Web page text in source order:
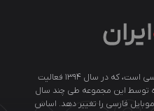
فونت ایران یک فروشگاه فونت فارسی است، که در سال ۱۳۹۴ فعالیت
توسط این مجموعه طی چند سال
فارسی را تغییر دهد. اساس